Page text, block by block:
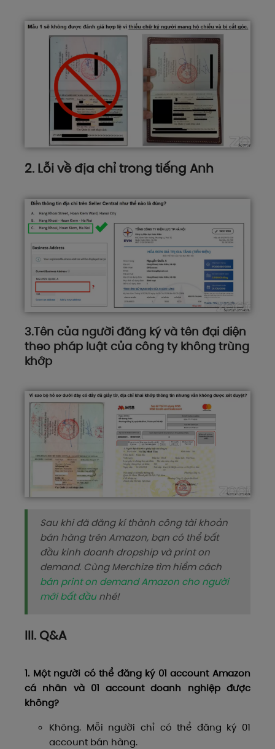
2. Lỗi về địa chỉ trong tiếng Anh
3.Tên của người đăng ký và tên đại diện
theo pháp luật của công ty không trùng
khớp
Sau khi đã đăng kí thành công tài khoản
bán hàng trên Amazon, bạn có thể bắt
đầu kinh doanh dropship và print on
demand. Cùng Merchize tìm hiểm cách
bán print on demand Amazon cho người
mới bắt đầunhé!
III. Q&A
1. Một người có thể đăng ký 01 account Amazon
cá nhân và 01 account doanh nghiệp được
không?
Không. Mỗi người chỉ có thể đăng ký 01
account bán hàng.